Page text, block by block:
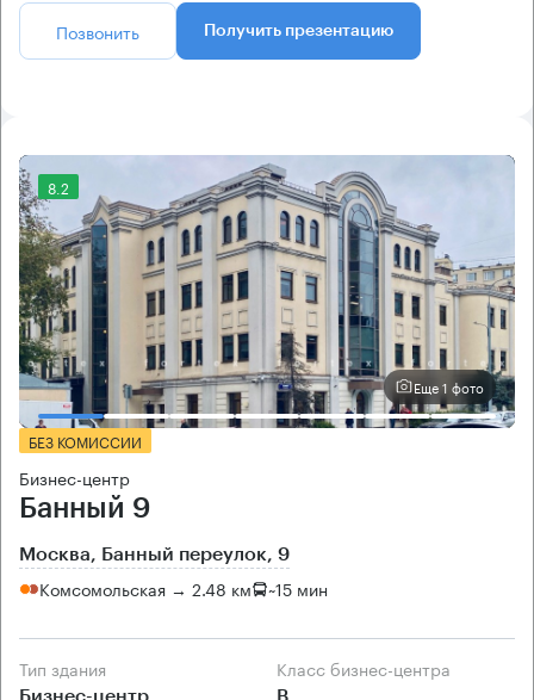
Позвонить Получить презентацию
8.2
Еще 1 фото
БЕЗ КОМИССИИ
Бизнес-центр
Банный 9
Москва, Банный переулок, 9
Комсомольская → 2.48 км ~15 мин
Тип здания
Бизнес-центр
Класс бизнес-центра
B